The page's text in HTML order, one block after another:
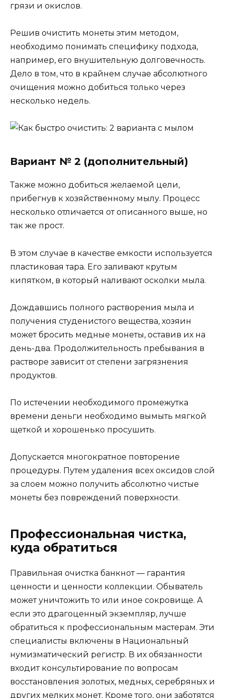
грязи и окислов.
Решив очистить монеты этим методом,
необходимо понимать специфику подхода,
например, его внушительную долговечность.
Дело в том, что в крайнем случае абсолютного
очищения можно добиться только через
несколько недель.
Вариант № 2 (дополнительный)
Также можно добиться желаемой цели,
прибегнув к хозяйственному мылу. Процесс
несколько отличается от описанного выше, но
так же прост.
В этом случае в качестве емкости используется
пластиковая тара. Его заливают крутым
кипятком, в который наливают осколки мыла.
Дождавшись полного растворения мыла и
получения студенистого вещества, хозяин
может бросить медные монеты, оставив их на
день-два. Продолжительность пребывания в
растворе зависит от степени загрязнения
продуктов.
По истечении необходимого промежутка
времени деньги необходимо вымыть мягкой
щеткой и хорошенько просушить.
Допускается многократное повторение
процедуры. Путем удаления всех оксидов слой
за слоем можно получить абсолютно чистые
монеты без повреждений поверхности.
Профессиональная чистка,
куда обратиться
Правильная очистка банкнот — гарантия
ценности и ценности коллекции. Обыватель
может уничтожить то или иное сокровище. А
если это драгоценный экземпляр, лучше
обратиться к профессиональным мастерам. Эти
специалисты включены в Национальный
нумизматический регистр. В их обязанности
входит консультирование по вопросам
восстановления золотых, медных, серебряных и
других мелких монет. Кроме того, они заботятся